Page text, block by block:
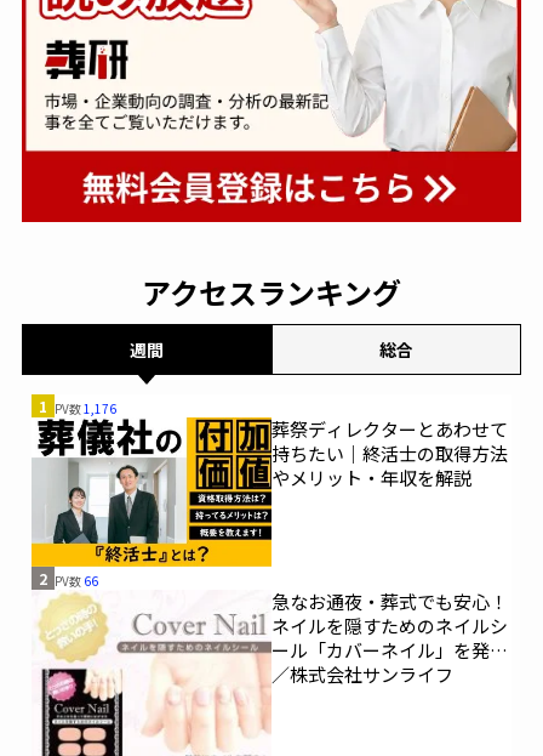
アクセスランキング
週間 総合
1 PV数1,176
葬祭ディレクターとあわせて
持ちたい｜終活士の取得方法
やメリット・年収を解説
2 PV数 66
急なお通夜・葬式でも安心！
ネイルを隠すためのネイルシ
ール「カバーネイル」を発売
／株式会社サンライフ